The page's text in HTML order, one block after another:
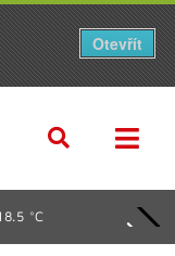
°C
Otevřít